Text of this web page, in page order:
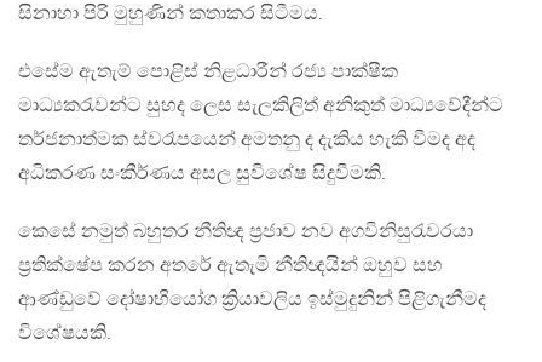
සිනාහා පිරි මුහුණින් කතාකර සිටීමය.
එසේම ඇතැම් පොළිස් නිළධාරීන් රජ්‍ය පාක්ෂීක
මාධ්‍යකරැවන්ට සුහද ලෙස සැලකිලිත් අනිකුත් මාධ්‍යවේදීන්ට
තර්ජනාත්මක ස්වරෑපයෙන් අමතනු ද දැකිය හැකි වීමද අද
අධිකරණ සංකීර්ණය අසල සුවිශේෂ සිදුවීමකි.
කෙසේ නමුත් බහුතර නීතිඥ ප්‍රජාව නව අගවිනිසුරැවරයා
ප්‍රතික්ෂේප කරන අතරේ ඇතැමි නීතිඥයින් ඔහුව සහ
ආණ්ඩුවේ දෝෂාභියෝග ක්‍රියාවලිය ඉස්මුදුනින් පිළිගැනීමද
විශේෂයකි.